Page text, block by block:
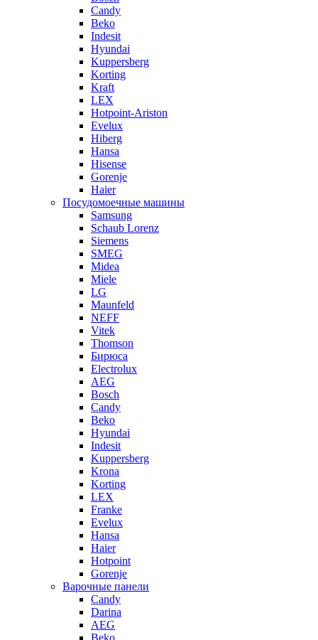
Candy
Beko
Indesit
Hyundai
Kuppersberg
Korting
Kraft
LEX
Hotpoint-Ariston
Evelux
Hiberg
Hansa
Hisense
Gorenje
Haier
Посудомоечные машины
Samsung
Schaub Lorenz
Siemens
SMEG
Midea
Miele
LG
Maunfeld
NEFF
Vitek
Thomson
Бирюса
Electrolux
AEG
Bosch
Candy
Beko
Hyundai
Indesit
Kuppersberg
Krona
Korting
LEX
Franke
Evelux
Hansa
Haier
Hotpoint
Gorenje
Варочные панели
Candy
Darina
AEG